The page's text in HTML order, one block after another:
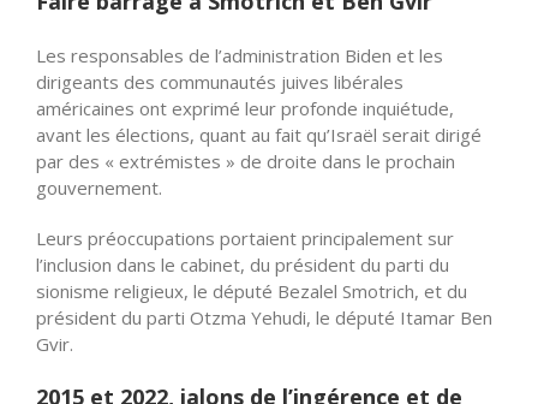
Les responsables de l’administration Biden et les
dirigeants des communautés juives libérales
américaines ont exprimé leur profonde inquiétude,
avant les élections, quant au fait qu’Israël serait dirigé
par des « extrémistes » de droite dans le prochain
gouvernement.
Leurs préoccupations portaient principalement sur
l’inclusion dans le cabinet, du président du parti du
sionisme religieux, le député Bezalel Smotrich, et du
président du parti Otzma Yehudi, le député Itamar Ben
Gvir.
2015 et 2022, jalons de l’ingérence et de